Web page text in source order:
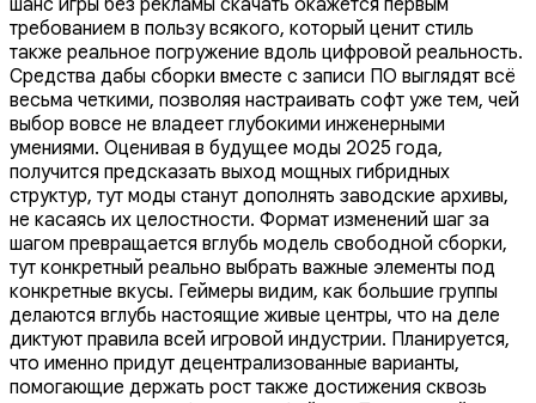
требованием в пользу всякого, который ценит стиль
также реальное погружение вдоль цифровой реальность.
Средства дабы сборки вместе с записи ПО выглядят всё
весьма четкими, позволяя настраивать софт уже тем, чей
выбор вовсе не владеет глубокими инженерными
умениями. Оценивая в будущее моды 2025 года,
получится предсказать выход мощных гибридных
структур, тут моды станут дополнять заводские архивы,
не касаясь их целостности. Формат изменений шаг за
шагом превращается вглубь модель свободной сборки,
тут конкретный реально выбрать важные элементы под
конкретные вкусы. Геймеры видим, как большие группы
делаются вглубь настоящие живые центры, что на деле
диктуют правила всей игровой индустрии. Планируется,
что именно придут децентрализованные варианты,
помогающие держать рост также достижения сквозь